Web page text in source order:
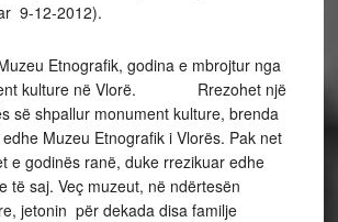
9-12-2012).
Etnografik, godina e mbrojtur nga
kulture në Vlorë. Rrezohet një
së shpallur monument kulture, brenda
Muzeu Etnografik i Vlorës. Pak net
e godinës ranë, duke rrezikuar edhe
të saj. Veç muzeut, në ndërtesën
jetonin për dekada disa familje